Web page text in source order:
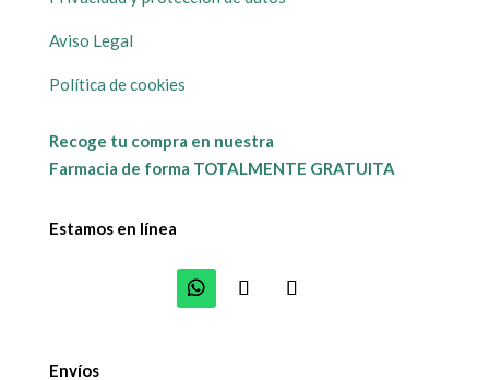
Aviso Legal
Política de cookies
Recoge tu compra en nuestra
Farmacia de forma TOTALMENTE GRATUITA
Estamos en línea
Envíos